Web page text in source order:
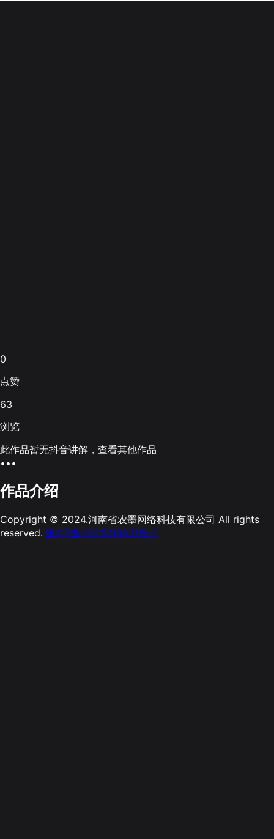
0
点赞
63
浏览
此作品暂无抖音讲解，查看其他作品
•••
作品介绍
Copyright © 2024.河南省农墨网络科技有限公司 All rights
reserved. 豫ICP备2021003631号-2